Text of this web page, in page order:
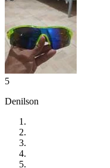
5
Denilson